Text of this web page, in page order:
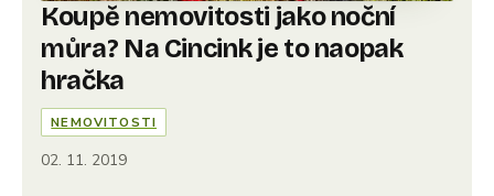
Koupě nemovitosti jako noční
můra? Na Cincink je to naopak
hračka
NEMOVITOSTI
02. 11. 2019